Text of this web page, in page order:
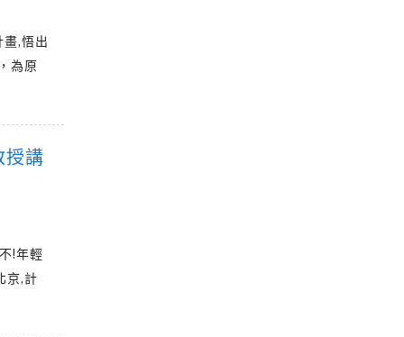
畫,悟出
為原
授講
!年輕
京,計